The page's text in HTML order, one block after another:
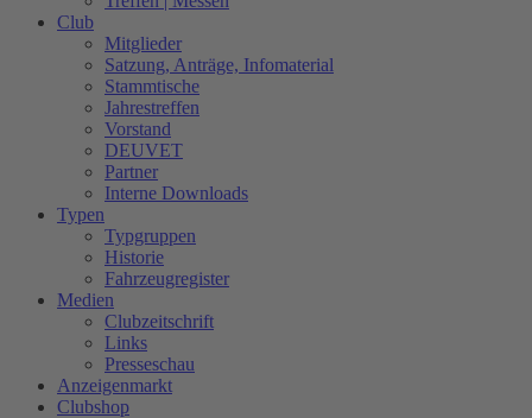
Club
Mitglieder
Satzung, Anträge, Infomaterial
Stammtische
Jahrestreffen
Vorstand
DEUVET
Partner
Interne Downloads
Typen
Typgruppen
Historie
Fahrzeugregister
Medien
Clubzeitschrift
Links
Presseschau
Anzeigenmarkt
Clubshop